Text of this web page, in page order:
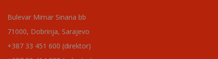
Bulevar Mimar Sinana bb
71000, Dobrinja, Sarajevo
+387 33 451 600 (direktor)